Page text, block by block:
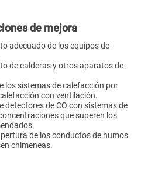
de mejora
adecuado de los equipos de
de calderas y otros aparatos de
los sistemas de calefacción por
con ventilación.
detectores de CO con sistemas de
que superen los
de los conductos de humos
chimeneas.